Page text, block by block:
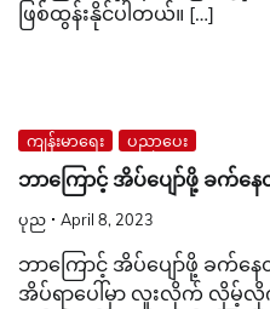
ဖြစ်ထွန်းနိုင်ပါတယ်။ […]
ကျန်းမာရေး ပညာပေး
ဘာကြောင့် အိပ်ပျော်ဖို့ ခက်န
ပုည April 8, 2023
ဘာကြောင့် အိပ်ပျော်ဖို့ ခက်
အိပ်ရာပေါ်မှာ လူးလိုက် လှိမ့်လိုက်